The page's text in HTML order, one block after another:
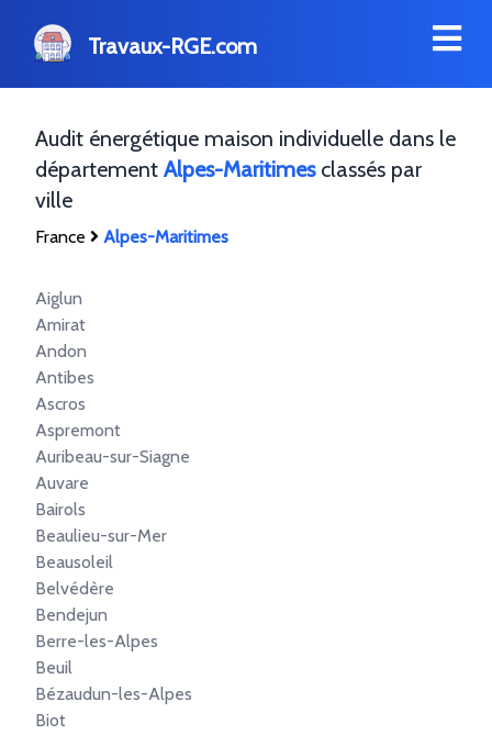
Travaux-RGE.com
Audit énergétique maison individuelle dans le
département Alpes-Maritimesclassés par
ville
France Alpes-Maritimes
Aiglun
Amirat
Andon
Antibes
Ascros
Aspremont
Auribeau-sur-Siagne
Auvare
Bairols
Beaulieu-sur-Mer
Beausoleil
Belvédère
Bendejun
Berre-les-Alpes
Beuil
Bézaudun-les-Alpes
Biot